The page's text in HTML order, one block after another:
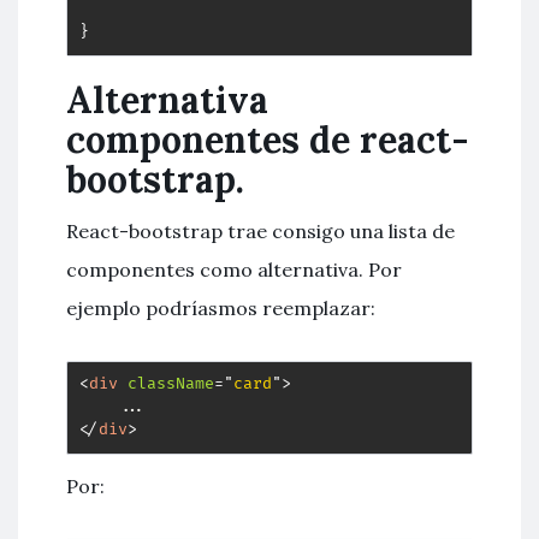
}
Alternativa
componentes de react-
bootstrap.
React-bootstrap trae consigo una lista de
componentes como alternativa. Por
ejemplo podríasmos reemplazar:
<div className="card">
</div>
Por: